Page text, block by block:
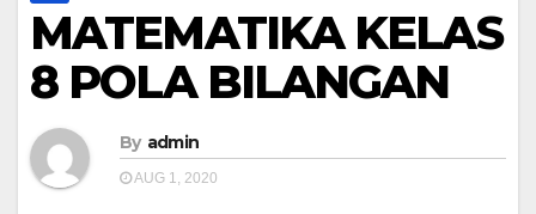
MATEMATIKA KELAS
8 POLA BILANGAN
By admin
AUG 1, 2020